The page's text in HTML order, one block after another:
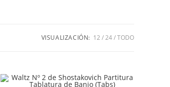
VISUALIZACIÓN: 12 24 TODO